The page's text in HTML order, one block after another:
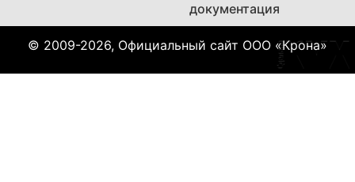
документация
© 2009-2026, Официальный сайт ООО «Крона»